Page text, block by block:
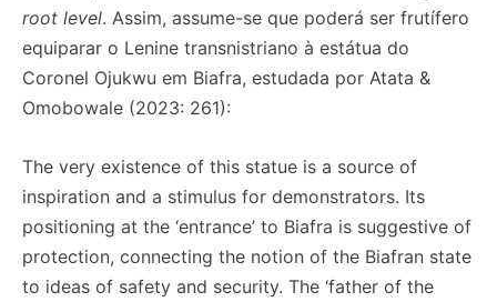
root level. Assim, assume-se que poderá ser frutífero
equiparar o Lenine transnistriano à estátua do
Coronel Ojukwu em Biafra, estudada por Atata &
Omobowale (2023: 261):
The very existence of this statue is a source of
inspiration and a stimulus for demonstrators. Its
positioning at the ‘entrance’ to Biafra is suggestive of
protection, connecting the notion of the Biafran state
to ideas of safety and security. The ‘father of the